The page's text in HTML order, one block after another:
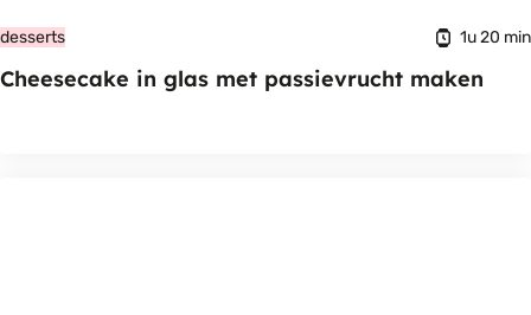
desserts 1u 20 min
Cheesecake in glas met passievrucht maken